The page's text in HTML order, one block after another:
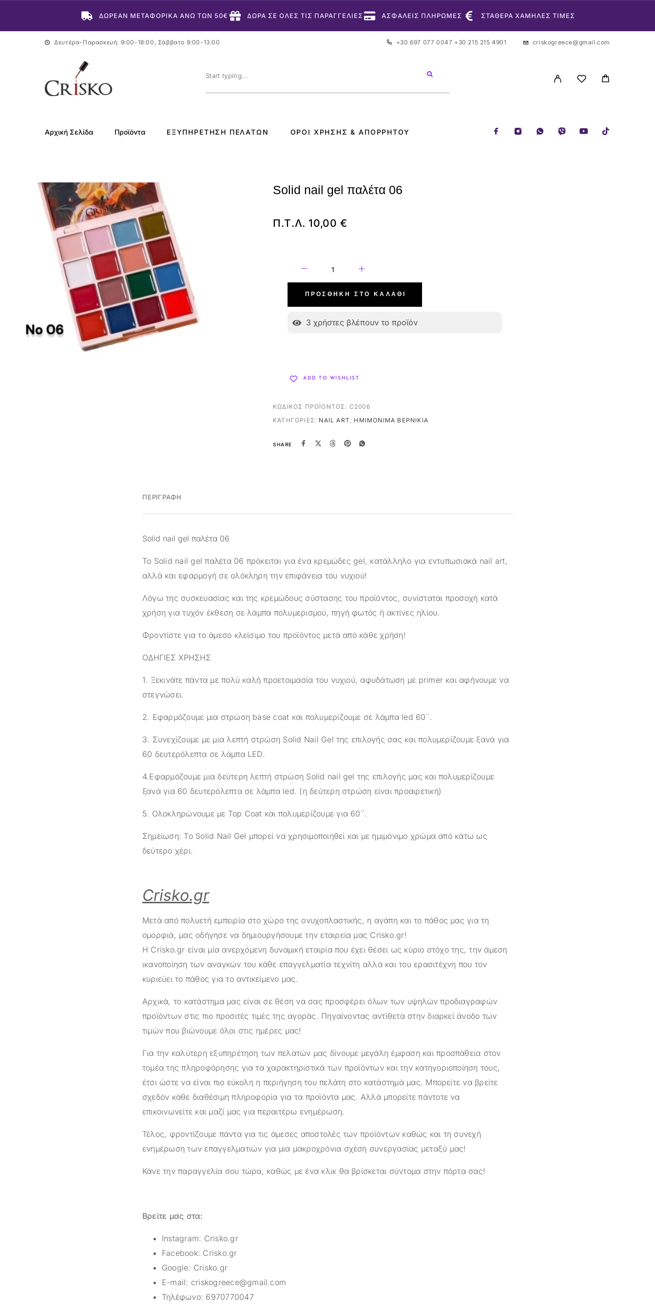
ΔΩΡΕΑΝ ΜΕΤΑΦΟΡΙΚΑ ΑΝΩ ΤΩΝ 50€ ΔΩΡΑ ΣΕ ΟΛΕΣ ΤΙΣ ΠΑΡΑΓΓΕΛΙΕΣ ΑΣΦΑΛΕΙΣ ΠΛΗΡΩΜΕΣ ΣΤΑΘΕΡΑ ΧΑΜΗΛΕΣ ΤΙΜΕΣ
Δευτέρα-Παρασκευή: 9:00-18:00, Σάββατο 9:00-13:00 +30 697 077 0047 +30 215 215 4901 criskogreece@gmail.com
Αρχική Σελίδα Προϊόντα ΕΞΥΠΗΡΈΤΗΣΗ ΠΕΛΑΤΏΝ ΌΡΟΙ ΧΡΉΣΗΣ & ΑΠΟΡΡΉΤΟΥ
Solid nail gel παλέτα 06
Π.Τ.Λ. 10,00€
ΠΡΟΣΘΉΚΗ ΣΤΟ ΚΑΛΆΘΙ
3 χρήστες βλέπουν το προϊόν
ADD TO WISHLIST
ΚΩΔΙΚΌΣ ΠΡΟΪΌΝΤΟΣ: C2006
ΚΑΤΗΓΟΡΊΕΣ: NAIL ART , ΗΜΙΜΌΝΙΜΑ ΒΕΡΝΊΚΙΑ
SHARE
ΠΕΡΙΓΡΑΦΉ
Solid nail gel παλέτα 06
Το Solid nail gel παλέτα 06 πρόκειται για ένα κρεμώδες gel, κατάλληλο για εντυπωσιακά nail art,
αλλά και εφαρμογή σε ολόκληρη την επιφάνεια του νυχιού!
Λόγω της συσκευασίας και της κρεμώδους σύστασης του προϊόντος, συνίσταται προσοχή κατά
χρήση για τυχόν έκθεση σε λάμπα πολυμερισμού, πηγή φωτός ή ακτίνες ηλίου.
Φροντίστε για το άμεσο κλείσιμο του προϊόντος μετά από κάθε χρήση!
ΟΔΗΓΙΕΣ ΧΡΗΣΗΣ
1. Ξεκινάτε πάντα με πολύ καλή προετοιμασία του νυχιού, αφυδάτωση με primer και αφήνουμε να
στεγνώσει.
2. Εφαρμόζουμε μια στρώση base coat και πολυμερίζουμε σε λάμπα led 60΄΄.
3. Συνεχίζουμε με μια λεπτή στρώση Solid Nail Gel της επιλογής σας και πολυμερίζουμε ξανά για
60 δευτερόλεπτα σε λάμπα LED.
4.Εφαρμόζουμε μια δεύτερη λεπτή στρώση Solid nail gel της επιλογής μας και πολυμερίζουμε
ξανά για 60 δευτερόλεπτα σε λάμπα led. (η δεύτερη στρώση είναι προαιρετική)
5. Ολοκληρώνουμε με Top Coat και πολυμερίζουμε για 60΄΄.
Σημείωση: Το Solid Nail Gel μπορεί να χρησιμοποιηθεί και με ημιμόνιμο χρώμα από κάτω ως
δεύτερο χέρι.
Crisko.gr
Μετά από πολυετή εμπειρία στο χώρο της ονυχοπλαστικής, η αγάπη και το πάθος μας για τη
ομορφιά, μας οδήγησε να δημιουργήσουμε την εταιρεία μας Crisko.gr!
Η Crisko.gr είναι μία ανερχόμενη δυναμική εταιρία που έχει θέσει ως κύριο στόχο της, την άμεση
ικανοποίηση των αναγκών του κάθε επαγγελματία τεχνίτη αλλά και του ερασιτέχνη που τον
κυριεύει το πάθος για το αντικείμενο μας.
Αρχικά, το κατάστημα μας είναι σε θέση να σας προσφέρει όλων των υψηλών προδιαγραφών
προϊόντων στις πιο προσιτές τιμές της αγοράς. Πηγαίνοντας αντίθετα στην διαρκεί άνοδο των
τιμών που βιώνουμε όλοι στις ημέρες μας!
Για την καλύτερη εξυπηρέτηση των πελατών μας δίνουμε μεγάλη έμφαση και προσπάθεια στον
τομέα της πληροφόρησης για τα χαρακτηριστικά των προϊόντων και την κατηγοριοποίηση τους,
έτσι ώστε να είναι πιο εύκολη η περιήγηση του πελάτη στο κατάστημά μας. Μπορείτε να βρείτε
σχεδόν κάθε διαθέσιμη πληροφορία για τα προϊόντα μας. Αλλά μπορείτε πάντοτε να
επικοινωνείτε και μαζί μας για περαιτέρω ενημέρωση.
Τέλος, φροντίζουμε πάντα για τις άμεσες αποστολές των προϊόντων καθώς και τη συνεχή
ενημέρωση των επαγγελματιών για μια μακροχρόνια σχέση συνεργασίας μεταξύ μας!
Κάνε την παραγγελία σου τώρα, καθώς με ένα κλικ θα βρίσκεται σύντομα στην πόρτα σας!
Βρείτε μας στα:
Instagram: Crisko.gr
Facebook: Crisko.gr
Google: Crisko.gr
E-mail: criskogreece@gmail.com
Τηλέφωνο: 6970770047